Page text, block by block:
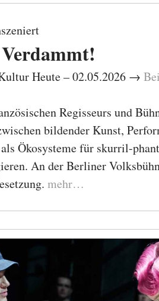
Heute – 02.05.2026 →
Regisseurs und
bildender Kunst,
Ökosysteme für skurril-
An der Berliner
mehr…